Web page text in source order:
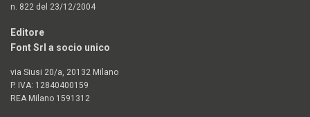
n. 822 del 23/12/2004
Editore
Font Srl a socio unico
via Siusi 20/a, 20132 Milano
P. IVA: 12840400159
REA Milano 1591312